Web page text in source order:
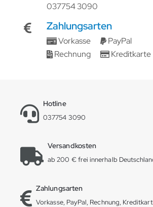
037754 3090
Zahlungsarten
Vorkasse
PayPal
Rechnung
Kreditkarte
Hotline
037754 3090
Versandkosten
ab 200 € frei innerhalb
Zahlungsarten
Vorkasse, PayPal, Rechnung,